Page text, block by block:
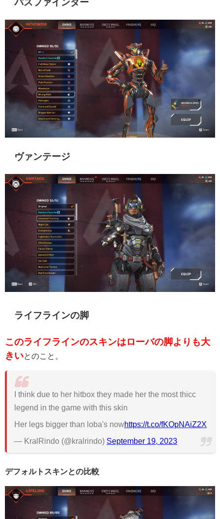
パスファインダー
ヴァンテージ
ライフラインの脚
このライフラインのスキンはローバの脚よりも大
きいとのこと。
I think due to her hitbox they made her the most thicc
legend in the game with this skin
Her legs bigger than loba's nowhttps://t.co/fKOpNAiZ2X
— KralRindo (@kralrindo) September 19, 2023
デフォルトスキンとの比較